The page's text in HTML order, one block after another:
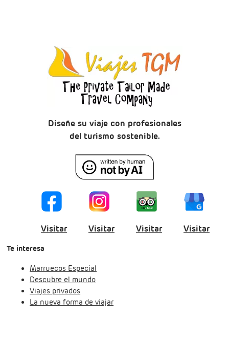
Diseñe su viaje con profesionales
del turismo sostenible.
Visitar Visitar Visitar Visitar
Te interesa
Marruecos Especial
Descubre el mundo
Viajes privados
La nueva forma de viajar